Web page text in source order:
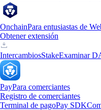
OnchainPara entusiastas de
Obtener extensión
IntercambiosStakeExaminar
PayPara comerciantes
Registro de comerciantes
Terminal de pagoPay SDK